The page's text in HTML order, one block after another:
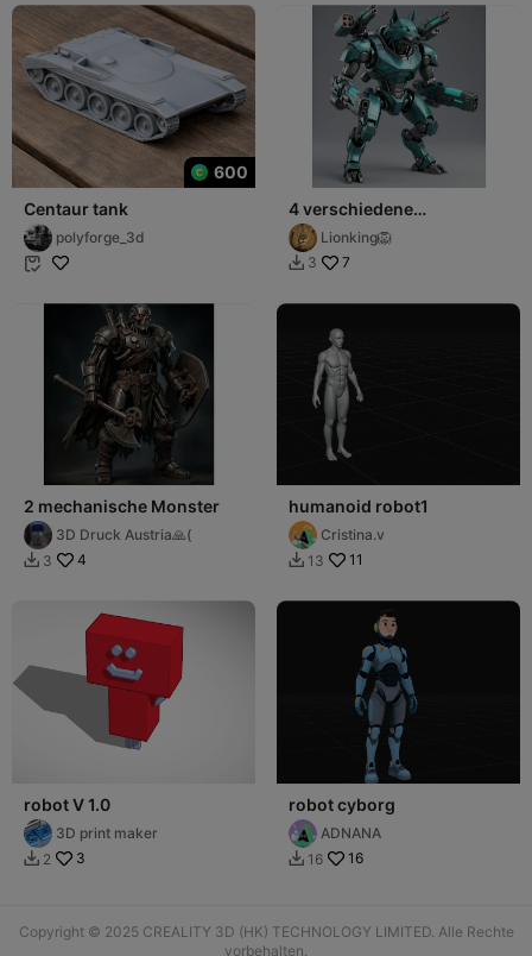
600
Centaur tank
polyforge_3d

4 verschiedene
Kampfroboter
Lionking🦁
 3 7
2 mechanische Monster
3D Druck Austria🙏(
 3 4
humanoid robot1
Cristina.v
 13 11
robot V 1.0
3D print maker
 2 3
robot cyborg
ADNANA
 16 16
Copyright © 2025 CREALITY 3D (HK) TECHNOLOGY LIMITED. Alle Rechte
vorbehalten.